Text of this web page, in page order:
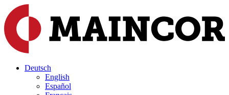
Deutsch
English
Español